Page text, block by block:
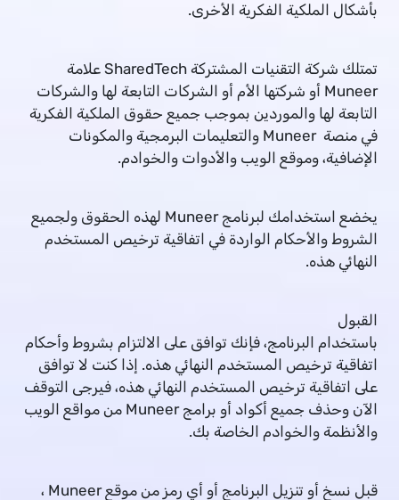
بأشكال الملكية الفكرية الأخرى.
تمتلك شركة التقنيات المشتركة SharedTech علامة
Muneer أو شركتها الأم أو الشركات التابعة لها والشركات
التابعة لها والموردين بموجب جميع حقوق الملكية الفكرية
في منصة Muneer والتعليمات البرمجية والمكونات
الإضافية، وموقع الويب والأدوات والخوادم.
يخضع استخدامك لبرنامج Muneer لهذه الحقوق ولجميع
الشروط والأحكام الواردة في اتفاقية ترخيص المستخدم
النهائي هذه.
القبول
باستخدام البرنامج، فإنك توافق على الالتزام بشروط وأحكام
اتفاقية ترخيص المستخدم النهائي هذه. إذا كنت لا توافق
على اتفاقية ترخيص المستخدم النهائي هذه، فيرجى التوقف
الآن وحذف جميع أكواد أو برامج Muneer من مواقع الويب
والأنظمة والخوادم الخاصة بك.
قبل نسخ أو تنزيل البرنامج أو أي رمز من موقع Muneer ،